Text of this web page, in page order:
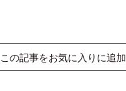
この記事をお気に入りに追加